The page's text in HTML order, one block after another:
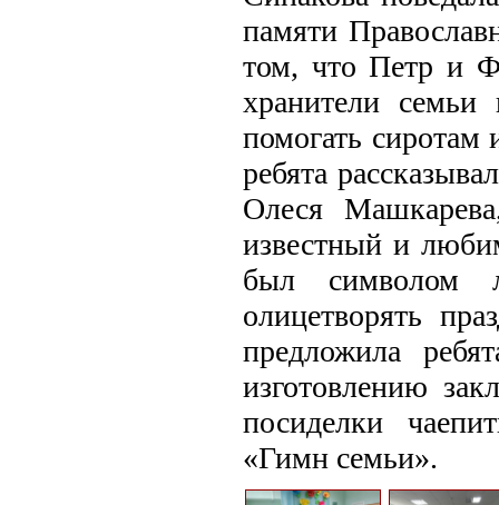
памяти
том, что Петр и
хранители
помогать
ребята
Олеся
известный и
был символом
олицетворять
предложила
изготовлению
посиделки
«Гимн семьи».